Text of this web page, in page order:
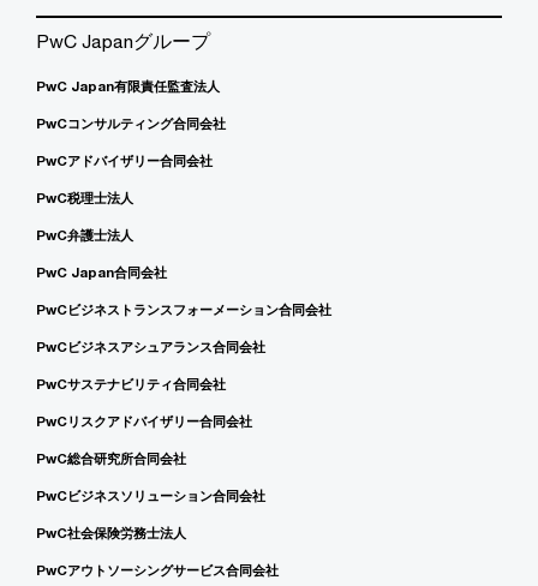
PwC Japanグループ
PwC Japan有限責任監査法人
PwCコンサルティング合同会社
PwCアドバイザリー合同会社
PwC税理士法人
PwC弁護士法人
PwC Japan合同会社
PwCビジネストランスフォーメーション合同会社
PwCビジネスアシュアランス合同会社
PwCサステナビリティ合同会社
PwCリスクアドバイザリー合同会社
PwC総合研究所合同会社
PwCビジネスソリューション合同会社
PwC社会保険労務士法人
PwCアウトソーシングサービス合同会社